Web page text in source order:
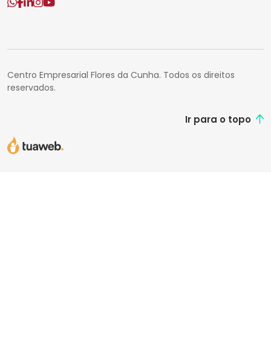
Centro Empresarial Flores da Cunha. Todos os direitos
reservados.
Ir para o topo